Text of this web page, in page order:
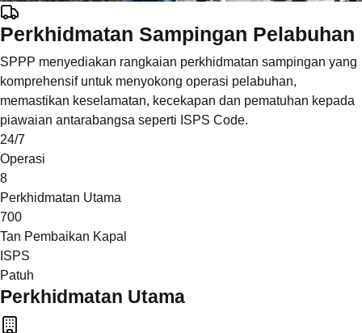
Perkhidmatan Sampingan Pelabuhan
SPPP menyediakan rangkaian perkhidmatan sampingan yang
komprehensif untuk menyokong operasi pelabuhan,
memastikan keselamatan, kecekapan dan pematuhan kepada
piawaian antarabangsa seperti ISPS Code.
24/7
Operasi
8
Perkhidmatan Utama
700
Tan Pembaikan Kapal
ISPS
Patuh
Perkhidmatan Utama